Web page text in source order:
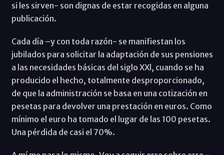
si les sirven- son dignas de estar recogidas en alguna
publicación.
Cada día –y con toda razón- se manifiestan los
jubilados para solicitar la adaptación de sus pensiones
a las necesidades básicas del siglo XXl, cuando se ha
producido el hecho, totalmente desproporcionado,
de que la administración se basa en una cotización en
pesetas para devolver una prestación en euros. Como
mínimo el euro ha tomado el lugar de las 100 pesetas.
Una pérdida de casi el 70%.